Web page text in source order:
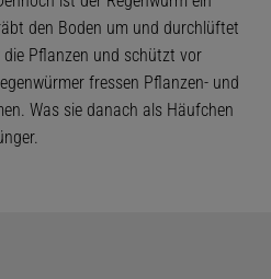
den Boden um und durchlüftet
Pflanzen und schützt vor
fressen Pflanzen- und
Was sie danach als Häufchen